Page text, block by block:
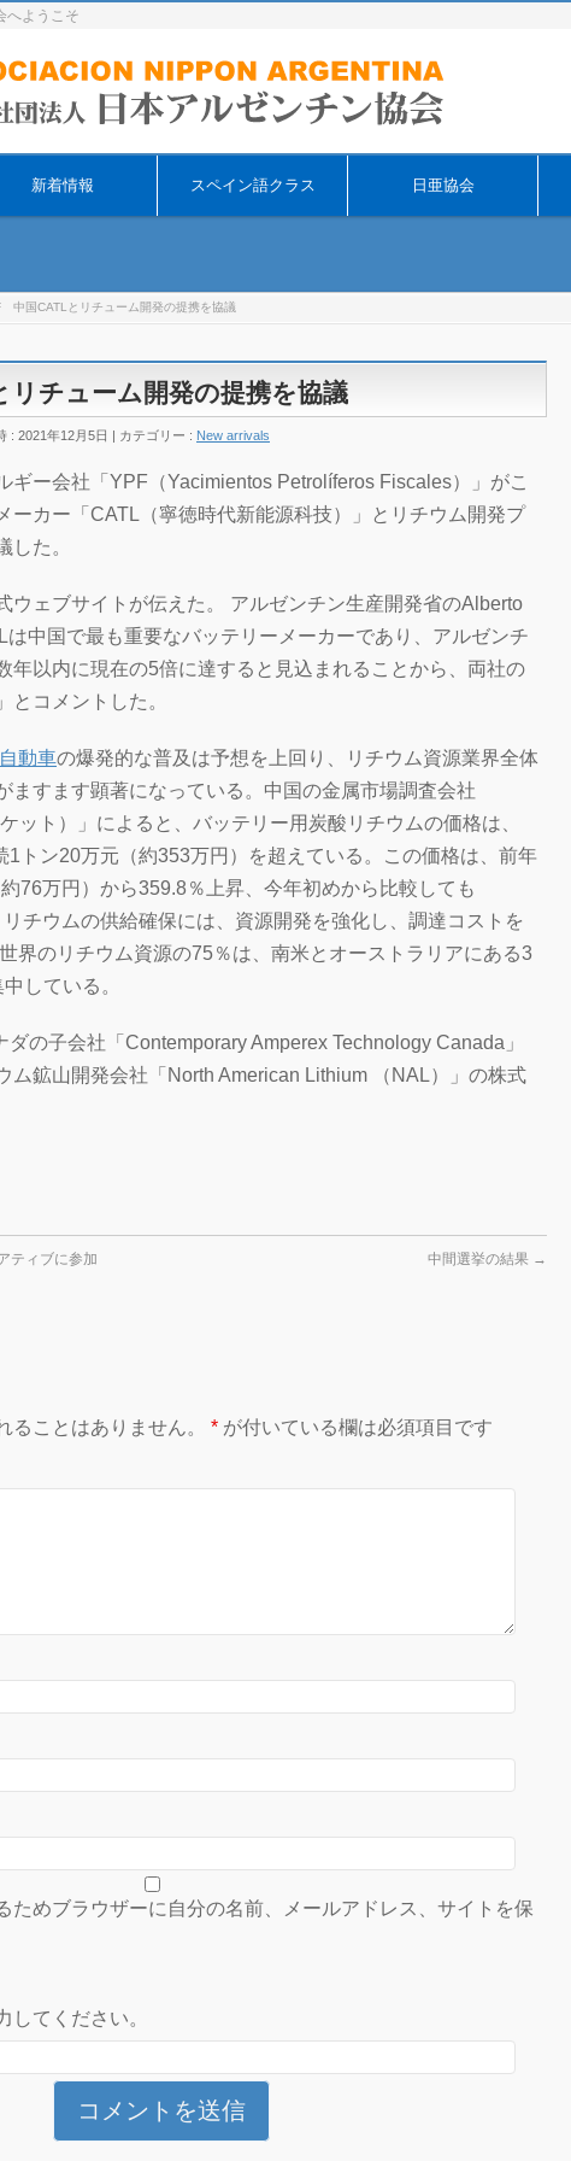
へようこそ
新着情報 スペイン語クラス 日亜協会
中国CATLとリチューム開発の提携を協議
チューム開発の提携を協議
: 2021年12月5日 カテゴリー : New arrivals
ギー会社「YPF（Yacimientos Petrolíferos Fiscales）」がこ
ーカー「CATL（寧徳時代新能源科技）」とリチウム開発プ
した。
ェブサイトが伝えた。 アルゼンチン生産開発省のAlberto
は中国で最も重要なバッテリーメーカーであり、アルゼンチ
年以内に現在の5倍に達すると見込まれることから、両社の
とコメントした。
動車の爆発的な普及は予想を上回り、リチウム資源業界全体
ますます顕著になっている。中国の金属市場調査会社
ット）」によると、バッテリー用炭酸リチウムの価格は、
1トン20万元（約353万円）を超えている。この価格は、前年
76万円）から359.8％上昇、今年初めから比較しても
チウムの供給確保には、資源開発を強化し、調達コストを
界のリチウム資源の75％は、南米とオーストラリアにある3
している。
の子会社「Contemporary Amperex Technology Canada」
ム鉱山開発会社「North American Lithium （NAL）」の株式
ティブに参加 中間選挙の結果 →
ることはありません。 * が付いている欄は必須項目です
ためブラウザーに自分の名前、メールアドレス、サイトを保
してください。